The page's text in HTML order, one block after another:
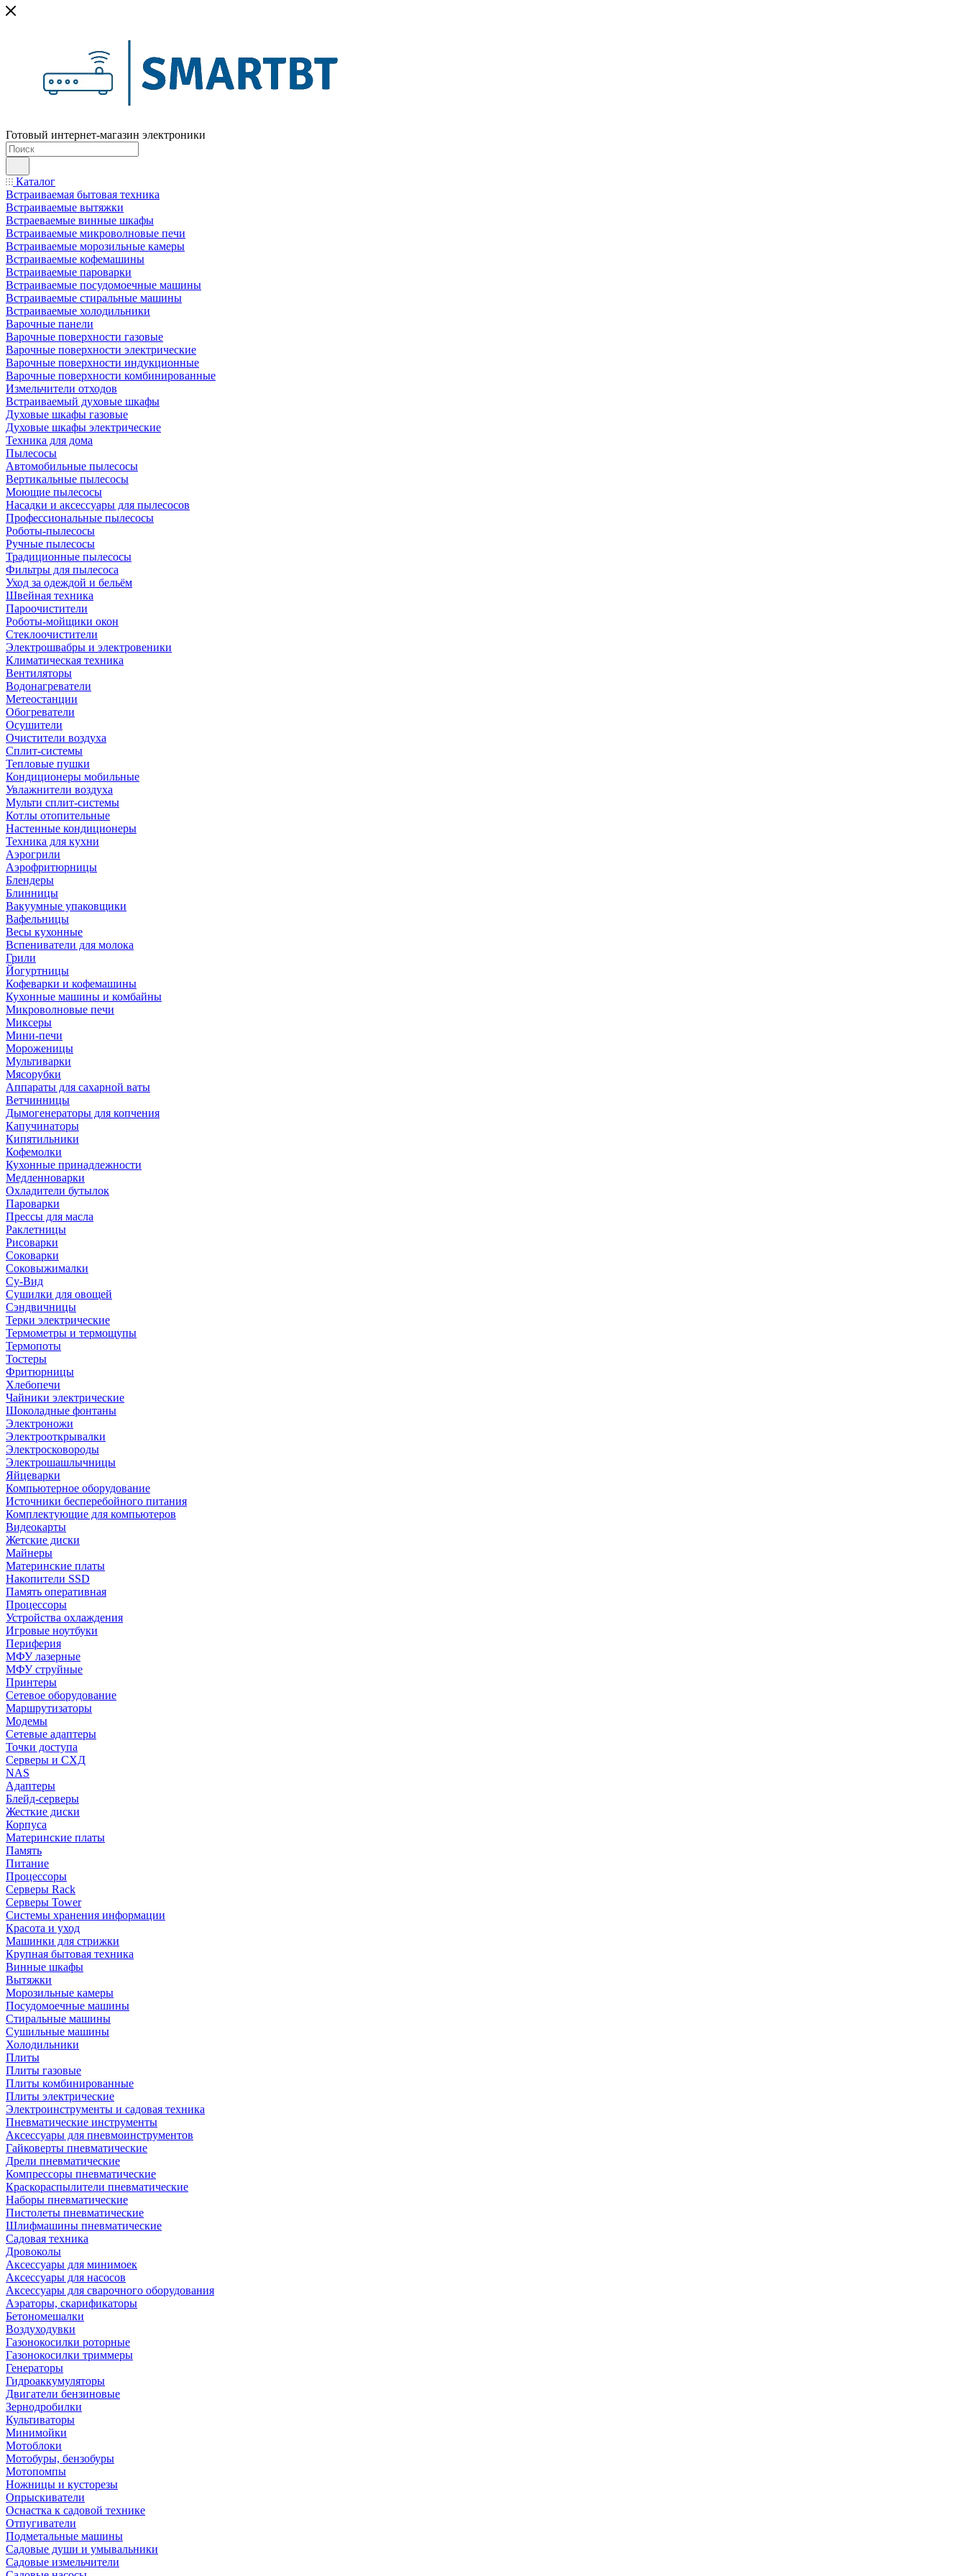
Готовый интернет-магазин электроники
Каталог
Встраиваемая бытовая техника
Встраиваемые вытяжки
Встраеваемые винные шкафы
Встраиваемые микроволновые печи
Встраиваемые морозильные камеры
Встраиваемые кофемашины
Встраиваемые пароварки
Встраиваемые посудомоечные машины
Встраиваемые стиральные машины
Встраиваемые холодильники
Варочные панели
Варочные поверхности газовые
Варочные поверхности электрические
Варочные поверхности индукционные
Варочные поверхности комбинированные
Измельчители отходов
Встраиваемый духовые шкафы
Духовые шкафы газовые
Духовые шкафы электрические
Техника для дома
Пылесосы
Автомобильные пылесосы
Вертикальные пылесосы
Моющие пылесосы
Насадки и аксессуары для пылесосов
Профессиональные пылесосы
Роботы-пылесосы
Ручные пылесосы
Традиционные пылесосы
Фильтры для пылесоса
Уход за одеждой и бельём
Швейная техника
Пароочистители
Роботы-мойщики окон
Стеклоочистители
Электрошвабры и электровеники
Климатическая техника
Вентиляторы
Водонагреватели
Метеостанции
Обогреватели
Осушители
Очистители воздуха
Сплит-системы
Тепловые пушки
Кондиционеры мобильные
Увлажнители воздуха
Мульти сплит-системы
Котлы отопительные
Настенные кондиционеры
Техника для кухни
Аэрогрили
Аэрофритюрницы
Блендеры
Блинницы
Вакуумные упаковщики
Вафельницы
Весы кухонные
Вспениватели для молока
Грили
Йогуртницы
Кофеварки и кофемашины
Кухонные машины и комбайны
Микроволновые печи
Миксеры
Мини-печи
Мороженицы
Мультиварки
Мясорубки
Аппараты для сахарной ваты
Ветчинницы
Дымогенераторы для копчения
Капучинаторы
Кипятильники
Кофемолки
Кухонные принадлежности
Медленноварки
Охладители бутылок
Пароварки
Прессы для масла
Раклетницы
Рисоварки
Соковарки
Соковыжималки
Су-Вид
Сушилки для овощей
Сэндвичницы
Терки электрические
Термометры и термощупы
Термопоты
Тостеры
Фритюрницы
Хлебопечи
Чайники электрические
Шоколадные фонтаны
Электроножи
Электрооткрывалки
Электросковороды
Электрошашлычницы
Яйцеварки
Компьютерное оборудование
Источники бесперебойного питания
Комплектующие для компьютеров
Видеокарты
Жетские диски
Майнеры
Материнские платы
Накопители SSD
Память оперативная
Процессоры
Устройства охлаждения
Игровые ноутбуки
Периферия
МФУ лазерные
МФУ струйные
Принтеры
Сетевое оборудование
Маршрутизаторы
Модемы
Сетевые адаптеры
Точки доступа
Серверы и СХД
NAS
Адаптеры
Блейд-серверы
Жесткие диски
Корпуса
Материнские платы
Память
Питание
Процессоры
Серверы Rack
Серверы Tower
Системы хранения информации
Красота и уход
Машинки для стрижки
Крупная бытовая техника
Винные шкафы
Вытяжки
Морозильные камеры
Посудомоечные машины
Стиральные машины
Сушильные машины
Холодильники
Плиты
Плиты газовые
Плиты комбинированные
Плиты электрические
Электроинструменты и садовая техника
Пневматические инструменты
Аксессуары для пневмоинструментов
Гайковерты пневматические
Дрели пневматические
Компрессоры пневматические
Краскораспылители пневматические
Наборы пневматические
Пистолеты пневматические
Шлифмашины пневматические
Садовая техника
Дровоколы
Аксессуары для минимоек
Аксессуары для насосов
Аксессуары для сварочного оборудования
Аэраторы, скарификаторы
Бетономешалки
Воздуходувки
Газонокосилки роторные
Газонокосилки триммеры
Генераторы
Гидроаккумуляторы
Двигатели бензиновые
Зернодробилки
Культиваторы
Минимойки
Мотоблоки
Мотобуры, бензобуры
Мотопомпы
Ножницы и кусторезы
Опрыскиватели
Оснастка к садовой технике
Отпугиватели
Подметальные машины
Садовые души и умывальники
Садовые измельчители